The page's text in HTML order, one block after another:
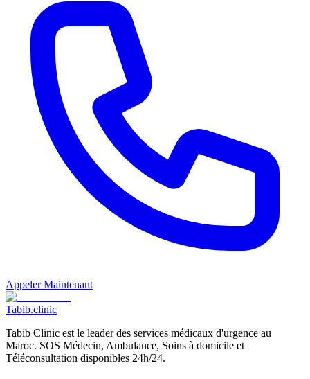
Appeler Maintenant
Tabib.clinic
Tabib Clinic est le leader des services médicaux d'urgence au
Maroc. SOS Médecin, Ambulance, Soins à domicile et
Téléconsultation disponibles 24h/24.